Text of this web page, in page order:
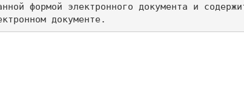
формой электронного документа и
документе.